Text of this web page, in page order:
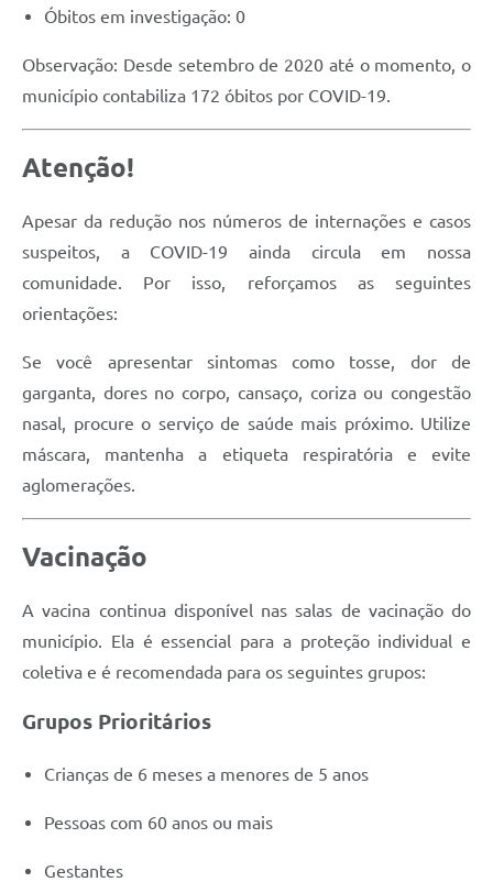
Óbitos em investigação: 0
Observação: Desde setembro de 2020 até o momento, o
município contabiliza 172 óbitos por COVID-19.
Atenção!
Apesar da redução nos números de internações e casos
suspeitos, a COVID-19 ainda circula em nossa
comunidade. Por isso, reforçamos as seguintes
orientações:
Se você apresentar sintomas como tosse, dor de
garganta, dores no corpo, cansaço, coriza ou congestão
nasal, procure o serviço de saúde mais próximo. Utilize
máscara, mantenha a etiqueta respiratória e evite
aglomerações.
Vacinação
A vacina continua disponível nas salas de vacinação do
município. Ela é essencial para a proteção individual e
coletiva e é recomendada para os seguintes grupos:
Grupos Prioritários
Crianças de 6 meses a menores de 5 anos
Pessoas com 60 anos ou mais
Gestantes